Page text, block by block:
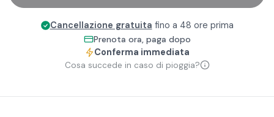
Cancellazione gratuita fino a 48 ore prima
Prenota ora, paga dopo
Conferma immediata
Cosa succede in caso di pioggia?